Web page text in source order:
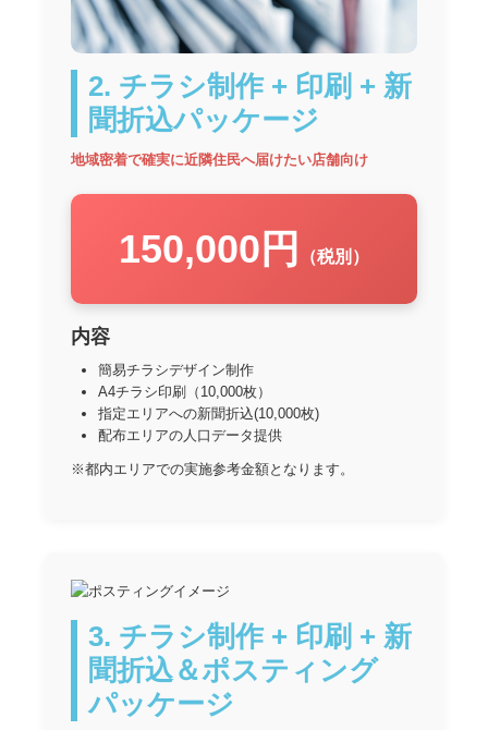
2. チラシ制作 + 印刷 + 新
聞折込パッケージ
地域密着で確実に近隣住民へ届けたい店舗向け
150,000円 （税別）
内容
簡易チラシデザイン制作
A4チラシ印刷（10,000枚）
指定エリアへの新聞折込(10,000枚)
配布エリアの人口データ提供
※都内エリアでの実施参考金額となります。
3. チラシ制作 + 印刷 + 新
聞折込＆ポスティング
パッケージ